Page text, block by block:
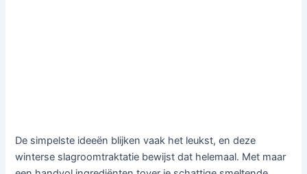
De simpelste ideeën blijken vaak het leukst, en deze
winterse slagroomtraktatie bewijst dat helemaal. Met maar